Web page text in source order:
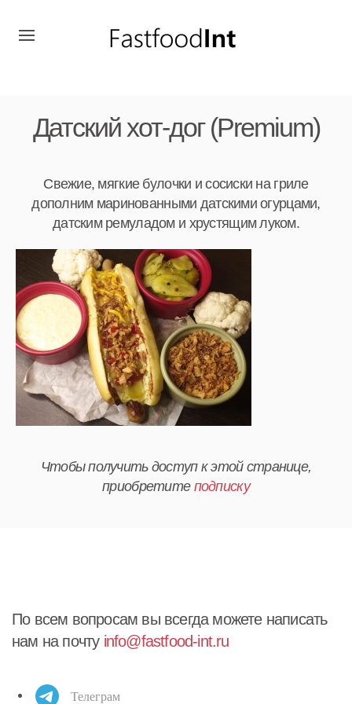
Датский хот-дог (Premium)
Свежие, мягкие булочки и сосиски на гриле
дополним маринованными датскими огурцами,
датским ремуладом и хрустящим луком.
Чтобы получить доступ к этой странице,
приобретите подписку
По всем вопросам вы всегда можете написать
нам на почту info@fastfood-int.ru
Телеграм